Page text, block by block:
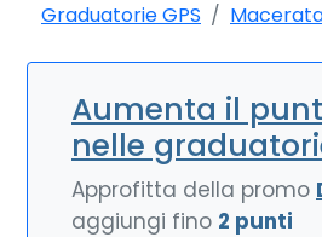
Graduatorie GPS
Aumenta il
nelle
Approfitta della promo
aggiungi fino 2 punti